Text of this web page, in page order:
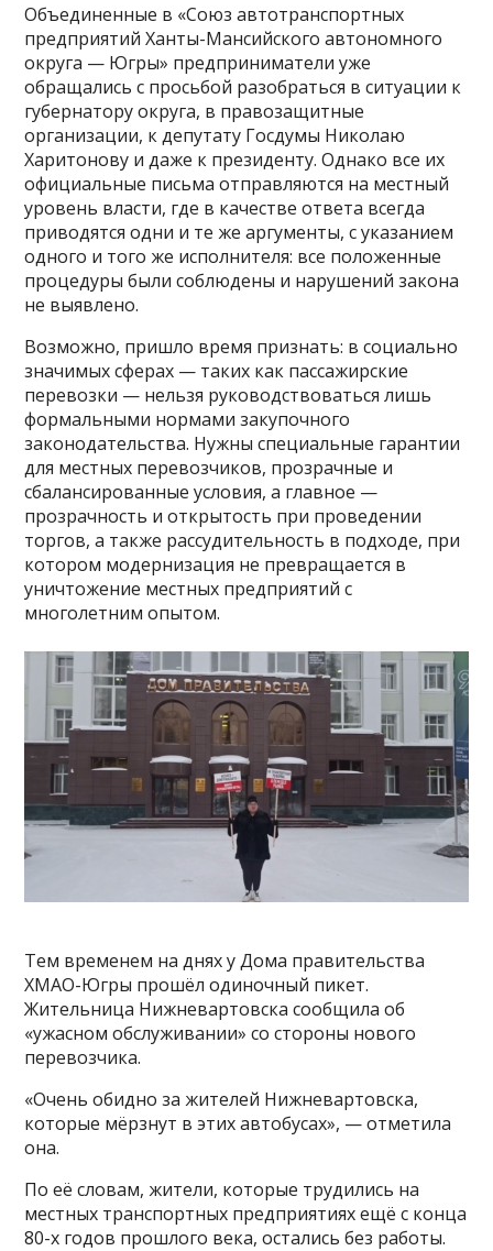
Объединенные в «Союз автотранспортных
предприятий Ханты-Мансийского автономного
округа — Югры» предприниматели уже
обращались с просьбой разобраться в ситуации к
губернатору округа, в правозащитные
организации, к депутату Госдумы Николаю
Харитонову и даже к президенту. Однако все их
официальные письма отправляются на местный
уровень власти, где в качестве ответа всегда
приводятся одни и те же аргументы, с указанием
одного и того же исполнителя: все положенные
процедуры были соблюдены и нарушений закона
не выявлено.
Возможно, пришло время признать: в социально
значимых сферах — таких как пассажирские
перевозки — нельзя руководствоваться лишь
формальными нормами закупочного
законодательства. Нужны специальные гарантии
для местных перевозчиков, прозрачные и
сбалансированные условия, а главное —
прозрачность и открытость при проведении
торгов, а также рассудительность в подходе, при
котором модернизация не превращается в
уничтожение местных предприятий с
многолетним опытом.
Тем временем на днях у Дома правительства
ХМАО-Югры прошёл одиночный пикет.
Жительница Нижневартовска сообщила об
«ужасном обслуживании» со стороны нового
перевозчика.
«Очень обидно за жителей Нижневартовска,
которые мёрзнут в этих автобусах», — отметила
она.
По её словам, жители, которые трудились на
местных транспортных предприятиях ещё с конца
80-х годов прошлого века, остались без работы.